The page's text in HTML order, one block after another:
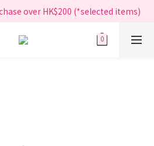
品買滿$200享免運費
over HK$200 (*selected items)
品買滿$200享免運費